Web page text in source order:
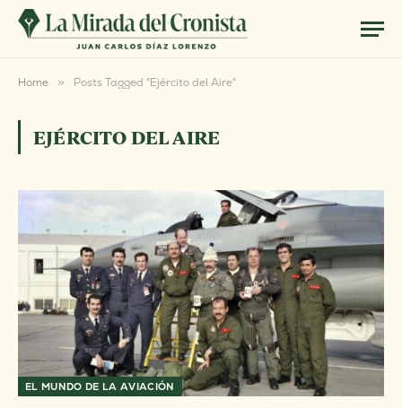
Home » Posts Tagged "Ejército del Aire"
EJÉRCITO DEL AIRE
EL MUNDO DE LA AVIACIÓN